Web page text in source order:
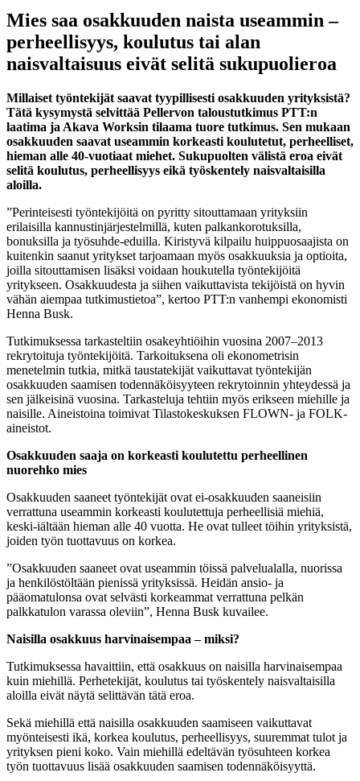
Mies saa osakkuuden naista useammin –
perheellisyys, koulutus tai alan
naisvaltaisuus eivät selitä sukupuolieroa
Millaiset työntekijät saavat tyypillisesti osakkuuden yrityksistä?
Tätä kysymystä selvittää Pellervon taloustutkimus PTT:n
laatima ja Akava Worksin tilaama tuore tutkimus. Sen mukaan
osakkuuden saavat useammin korkeasti koulutetut, perheelliset,
hieman alle 40-vuotiaat miehet. Sukupuolten välistä eroa eivät
selitä koulutus, perheellisyys eikä työskentely naisvaltaisilla
aloilla.
”Perinteisesti työntekijöitä on pyritty sitouttamaan yrityksiin
erilaisilla kannustinjärjestelmillä, kuten palkankorotuksilla,
bonuksilla ja työsuhde-eduilla. Kiristyvä kilpailu huippuosaajista on
kuitenkin saanut yritykset tarjoamaan myös osakkuuksia ja optioita,
joilla sitouttamisen lisäksi voidaan houkutella työntekijöitä
yritykseen. Osakkuudesta ja siihen vaikuttavista tekijöistä on hyvin
vähän aiempaa tutkimustietoa”, kertoo PTT:n vanhempi ekonomisti
Henna Busk.
Tutkimuksessa tarkasteltiin osakeyhtiöihin vuosina 2007–2013
rekrytoituja työntekijöitä. Tarkoituksena oli ekonometrisin
menetelmin tutkia, mitkä taustatekijät vaikuttavat työntekijän
osakkuuden saamisen todennäköisyyteen rekrytoinnin yhteydessä ja
sen jälkeisinä vuosina. Tarkasteluja tehtiin myös erikseen miehille ja
naisille. Aineistoina toimivat Tilastokeskuksen FLOWN- ja FOLK-
aineistot.
Osakkuuden saaja on korkeasti koulutettu perheellinen
nuorehko mies
Osakkuuden saaneet työntekijät ovat ei-osakkuuden saaneisiin
verrattuna useammin korkeasti koulutettuja perheellisiä miehiä,
keski-iältään hieman alle 40 vuotta. He ovat tulleet töihin yrityksistä,
joiden työn tuottavuus on korkea.
”Osakkuuden saaneet ovat useammin töissä palvelualalla, nuorissa
ja henkilöstöltään pienissä yrityksissä. Heidän ansio- ja
pääomatulonsa ovat selvästi korkeammat verrattuna pelkän
palkkatulon varassa oleviin”, Henna Busk kuvailee.
Naisilla osakkuus harvinaisempaa – miksi?
Tutkimuksessa havaittiin, että osakkuus on naisilla harvinaisempaa
kuin miehillä. Perhetekijät, koulutus tai työskentely naisvaltaisilla
aloilla eivät näytä selittävän tätä eroa.
Sekä miehillä että naisilla osakkuuden saamiseen vaikuttavat
myönteisesti ikä, korkea koulutus, perheellisyys, suuremmat tulot ja
yrityksen pieni koko. Vain miehillä edeltävän työsuhteen korkea
työn tuottavuus lisää osakkuuden saamisen todennäköisyyttä.